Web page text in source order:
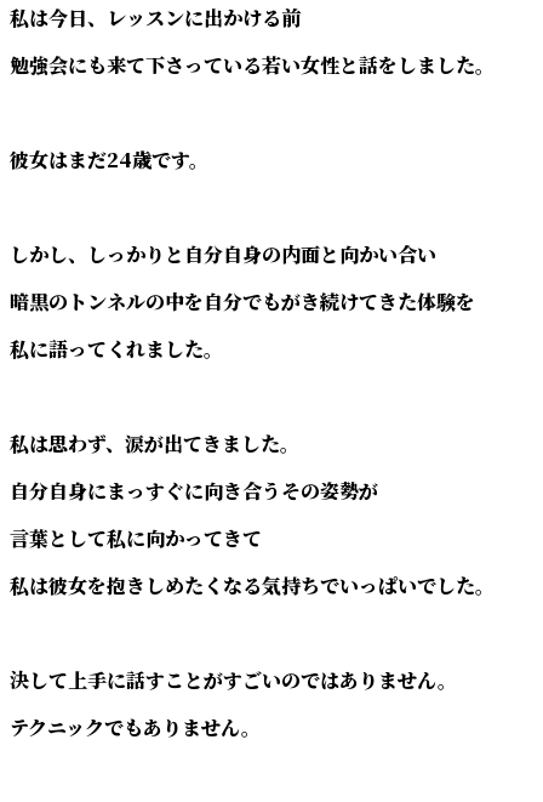
私は今日、レッスンに出かける前
勉強会にも来て下さっている若い女性と話をしました。
彼女はまだ24歳です。
しかし、しっかりと自分自身の内面と向かい合い
暗黒のトンネルの中を自分でもがき続けてきた体験を
私に語ってくれました。
私は思わず、涙が出てきました。
自分自身にまっすぐに向き合うその姿勢が
言葉として私に向かってきて
私は彼女を抱きしめたくなる気持ちでいっぱいでした。
決して上手に話すことがすごいのではありません。
テクニックでもありません。